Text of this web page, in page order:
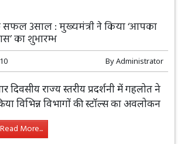
3साल : मुख्यमंत्री ने किया ‘आपका
का शुभारम्भ
ByAdministrator
दिवसीय राज्य स्तरीय प्रदर्शनी में गहलोत ने
विभिन्न विभागों की स्टॉल्स का अवलोकन
Read More...